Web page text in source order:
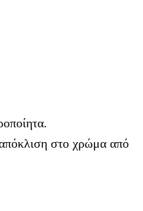
στο χρώμα από